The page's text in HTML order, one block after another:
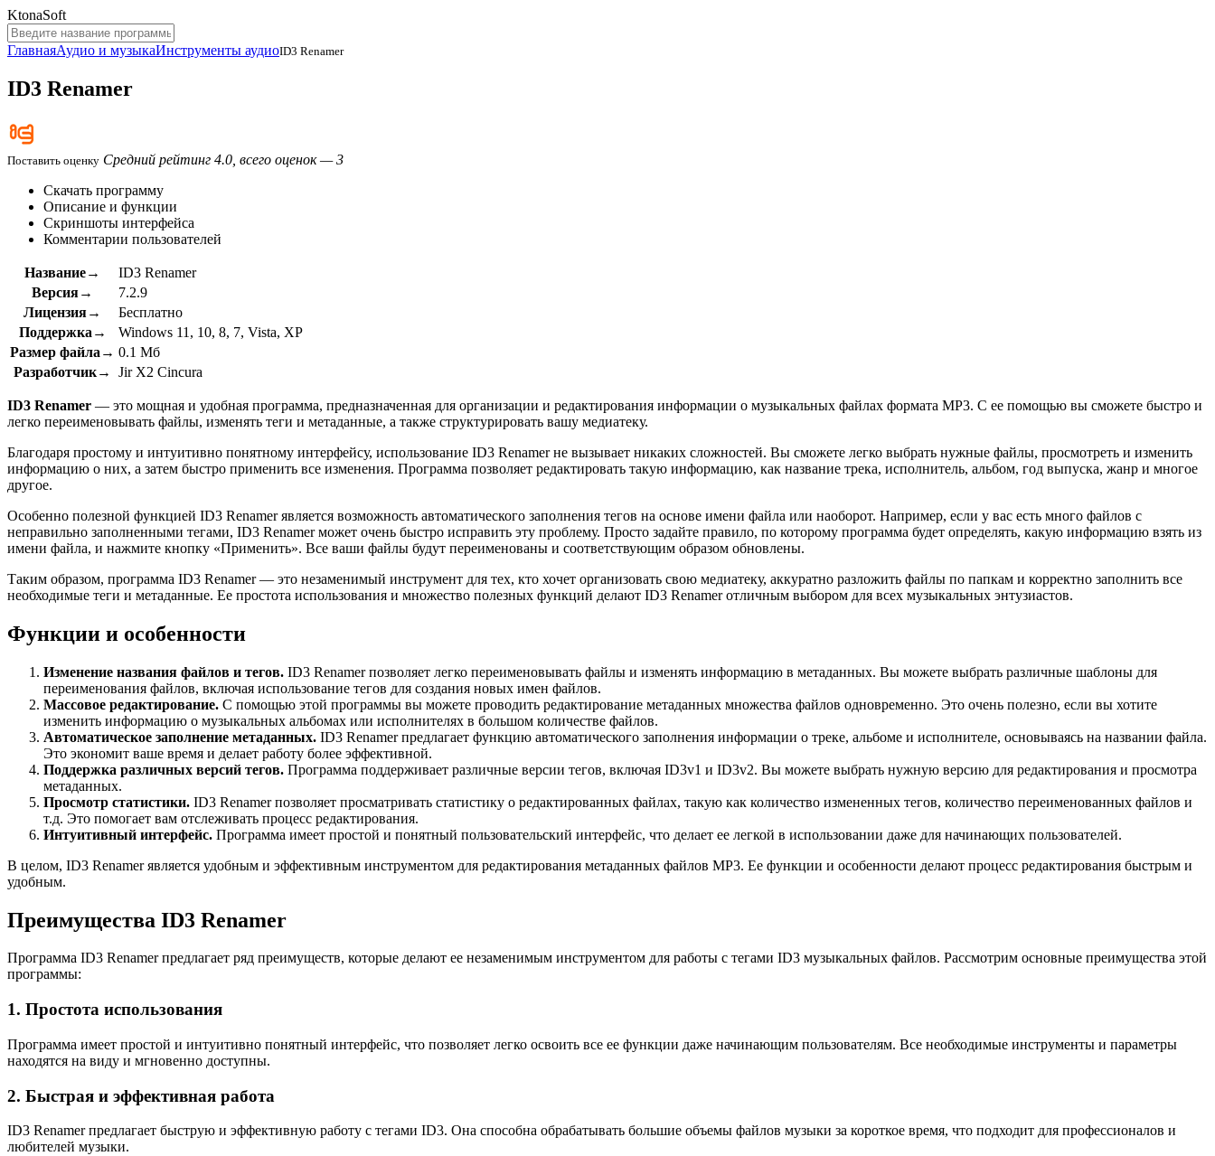
KtonaSoft
ГлавнаяАудио и музыкаИнструменты аудиоID3 Renamer
ID3 Renamer
Поставить оценку Средний рейтинг 4.0, всего оценок — 3
Скачать программу
Описание и функции
Скриншоты интерфейса
Комментарии пользователей
Название→
ID3 Renamer
Версия→
7.2.9
Лицензия→
Бесплатно
Поддержка→
Windows 11, 10, 8, 7, Vista, XP
Размер файла→ 0.1 Мб
Разработчик→
Jir X2 Cincura
ID3 Renamer — это мощная и удобная программа, предназначенная для организации и редактирования информации о музыкальных файлах формата MP3. С ее помощью вы сможете быстро и
легко переименовывать файлы, изменять теги и метаданные, а также структурировать вашу медиатеку.
Благодаря простому и интуитивно понятному интерфейсу, использование ID3 Renamer не вызывает никаких сложностей. Вы сможете легко выбрать нужные файлы, просмотреть и изменить
информацию о них, а затем быстро применить все изменения. Программа позволяет редактировать такую информацию, как название трека, исполнитель, альбом, год выпуска, жанр и многое
другое.
Особенно полезной функцией ID3 Renamer является возможность автоматического заполнения тегов на основе имени файла или наоборот. Например, если у вас есть много файлов с
неправильно заполненными тегами, ID3 Renamer может очень быстро исправить эту проблему. Просто задайте правило, по которому программа будет определять, какую информацию взять из
имени файла, и нажмите кнопку «Применить». Все ваши файлы будут переименованы и соответствующим образом обновлены.
Таким образом, программа ID3 Renamer — это незаменимый инструмент для тех, кто хочет организовать свою медиатеку, аккуратно разложить файлы по папкам и корректно заполнить все
необходимые теги и метаданные. Eе простота использования и множество полезных функций делают ID3 Renamer отличным выбором для всех музыкальных энтузиастов.
Функции и особенности
Изменение названия файлов и тегов. ID3 Renamer позволяет легко переименовывать файлы и изменять информацию в метаданных. Вы можете выбрать различные шаблоны для
переименования файлов, включая использование тегов для создания новых имен файлов.
Массовое редактирование. С помощью этой программы вы можете проводить редактирование метаданных множества файлов одновременно. Это очень полезно, если вы хотите
изменить информацию о музыкальных альбомах или исполнителях в большом количестве файлов.
Автоматическое заполнение метаданных. ID3 Renamer предлагает функцию автоматического заполнения информации о треке, альбоме и исполнителе, основываясь на названии файла.
Это экономит ваше время и делает работу более эффективной.
Поддержка различных версий тегов. Программа поддерживает различные версии тегов, включая ID3v1 и ID3v2. Вы можете выбрать нужную версию для редактирования и просмотра
метаданных.
Просмотр статистики. ID3 Renamer позволяет просматривать статистику о редактированных файлах, такую как количество измененных тегов, количество переименованных файлов и
т.д. Это помогает вам отслеживать процесс редактирования.
Интуитивный интерфейс. Программа имеет простой и понятный пользовательский интерфейс, что делает ее легкой в использовании даже для начинающих пользователей.
В целом, ID3 Renamer является удобным и эффективным инструментом для редактирования метаданных файлов MP3. Ее функции и особенности делают процесс редактирования быстрым и
удобным.
Преимущества ID3 Renamer
Программа ID3 Renamer предлагает ряд преимуществ, которые делают ее незаменимым инструментом для работы с тегами ID3 музыкальных файлов. Рассмотрим основные преимущества этой
программы:
1. Простота использования
Программа имеет простой и интуитивно понятный интерфейс, что позволяет легко освоить все ее функции даже начинающим пользователям. Все необходимые инструменты и параметры
находятся на виду и мгновенно доступны.
2. Быстрая и эффективная работа
ID3 Renamer предлагает быструю и эффективную работу с тегами ID3. Она способна обрабатывать большие объемы файлов музыки за короткое время, что подходит для профессионалов и
любителей музыки.